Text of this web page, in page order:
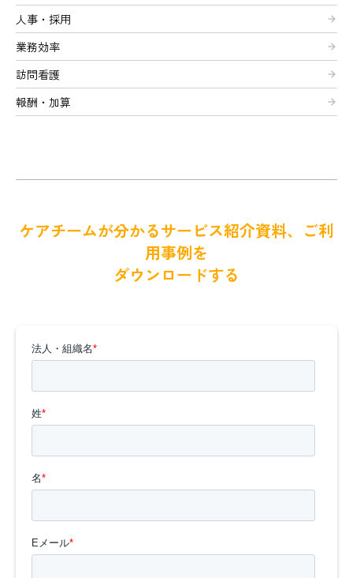
人事・採用 arrow_forward
業務効率 arrow_forward
訪問看護 arrow_forward
報酬・加算 arrow_forward
ケアチームが分かるサービス紹介資料、ご利
用事例を
ダウンロードする